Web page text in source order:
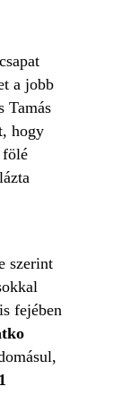
a jobb
Tamás
hogy
fölé
szerint
fejében